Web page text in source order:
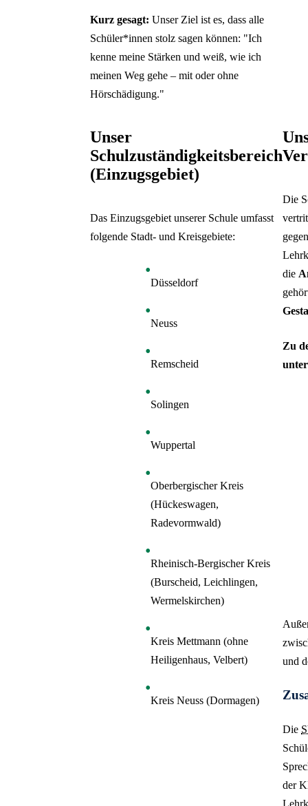
Kurz gesagt: Unser Ziel ist es, dass alle
Schüler*innen stolz sagen können: "Ich
kenne meine Stärken und weiß, wie ich
meinen Weg gehe – mit oder ohne
Hörschädigung."
Unser
Schulzuständigkeitsbereich
(Einzugsgebiet)
Das Einzugsgebiet unserer Schule umfasst
folgende Stadt- und Kreisgebiete:
Düsseldorf
Neuss
Remscheid
Solingen
Wuppertal
Oberbergischer Kreis
(Hückeswagen,
Radevormwald)
Rheinisch-Bergischer Kreis
(Burscheid, Leichlingen,
Wermelskirchen)
Kreis Mettmann (ohne
Heiligenhaus, Velbert)
Kreis Neuss (Dormagen)
Die
die
Zu
und
Die
der